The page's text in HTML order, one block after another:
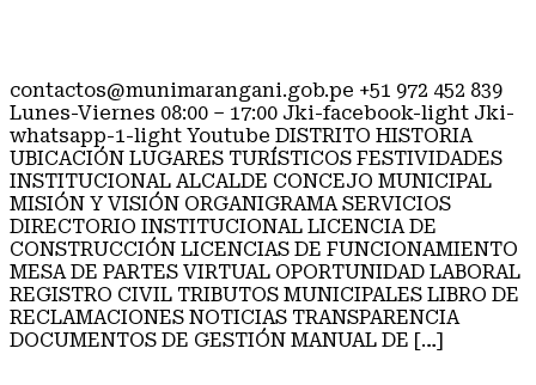
contactos@munimarangani.gob.pe +51 972 452 839
Lunes-Viernes 08:00 – 17:00 Jki-facebook-light Jki-
whatsapp-1-light Youtube DISTRITO HISTORIA
UBICACIÓN LUGARES TURÍSTICOS FESTIVIDADES
INSTITUCIONAL ALCALDE CONCEJO MUNICIPAL
MISIÓN Y VISIÓN ORGANIGRAMA SERVICIOS
DIRECTORIO INSTITUCIONAL LICENCIA DE
CONSTRUCCIÓN LICENCIAS DE FUNCIONAMIENTO
MESA DE PARTES VIRTUAL OPORTUNIDAD LABORAL
REGISTRO CIVIL TRIBUTOS MUNICIPALES LIBRO DE
RECLAMACIONES NOTICIAS TRANSPARENCIA
DOCUMENTOS DE GESTIÓN MANUAL DE […]